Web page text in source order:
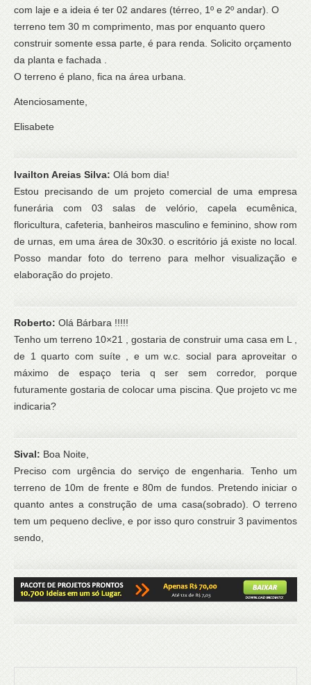
com laje e a ideia é ter 02 andares (térreo, 1º e 2º andar). O
terreno tem 30 m comprimento, mas por enquanto quero
construir somente essa parte, é para renda. Solicito orçamento
da planta e fachada .
O terreno é plano, fica na área urbana.
Atenciosamente,
Elisabete
Ivailton Areias Silva: Olá bom dia!
Estou precisando de um projeto comercial de uma empresa
funerária com 03 salas de velório, capela ecumênica,
floricultura, cafeteria, banheiros masculino e feminino, show rom
de urnas, em uma área de 30x30. o escritório já existe no local.
Posso mandar foto do terreno para melhor visualização e
elaboração do projeto.
Roberto: Olá Bárbara !!!!!
Tenho um terreno 10×21 , gostaria de construir uma casa em L ,
de 1 quarto com suíte , e um w.c. social para aproveitar o
máximo de espaço teria q ser sem corredor, porque
futuramente gostaria de colocar uma piscina. Que projeto vc me
indicaria?
Sival: Boa Noite,
Preciso com urgência do serviço de engenharia. Tenho um
terreno de 10m de frente e 80m de fundos. Pretendo iniciar o
quanto antes a construção de uma casa(sobrado). O terreno
tem um pequeno declive, e por isso quro construir 3 pavimentos
sendo,